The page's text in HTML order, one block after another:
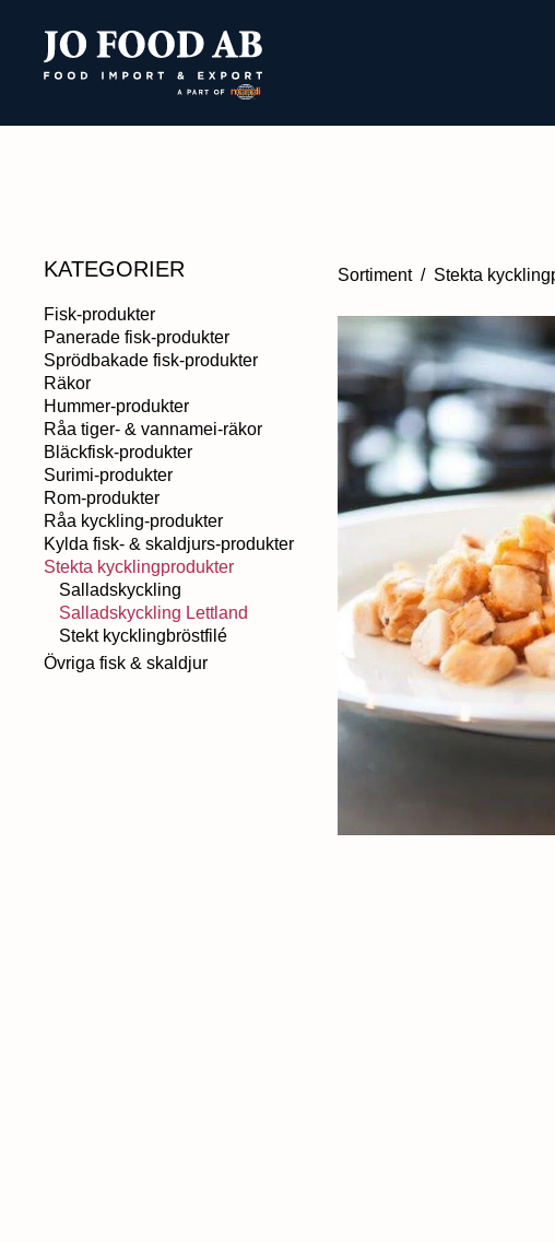
KATEGORIER
Fisk-produkter
Panerade fisk-produkter
Sprödbakade fisk-produkter
Räkor
Hummer-produkter
Råa tiger- & vannamei-räkor
Bläckfisk-produkter
Surimi-produkter
Rom-produkter
Råa kyckling-produkter
Kylda fisk- & skaldjurs-produkter
Stekta kycklingprodukter
Salladskyckling
Salladskyckling Lettland
Stekt kycklingbröstfilé
Övriga fisk & skaldjur
Sortiment / Stekta